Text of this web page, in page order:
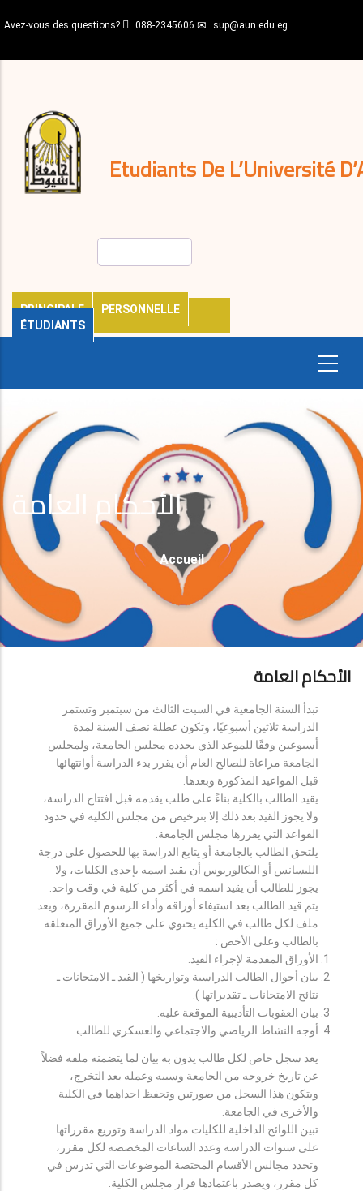
au
principal
Avez-vous des questions? 088-2345606 sup@aun.edu.eg
Etudiants De L’Université
PRINCIPALE
PERSONNELLE
ÉTUDIANTS
décisions
Expatriés
Journal
الأحكام العامة
Fil
D'Ariane
Accueil
الأحكام العامة
تبدأ السنة الجامعية في السبت الثالث من سبتمبر وتستمر
الدراسة ثلاثين أسبوعيًا، وتكون عطلة نصف السنة لمدة
أسبوعين وفقًا للموعد الذي يحدده مجلس الجامعة، ولمجلس
الجامعة مراعاة للصالح العام أن يقرر بدء الدراسة أوانتهائها
قبل المواعيد المذكورة وبعدها.
يقيد الطالب بالكلية بناءً على طلب يقدمه قبل افتتاح الدراسة،
ولا يجوز القيد بعد ذلك إلا بترخيص من مجلس الكلية في حدود
القواعد التي يقررها مجلس الجامعة.
يلتحق الطالب بالجامعة أو يتابع الدراسة بها للحصول على درجة
الليسانس أو البكالوريوس أن يقيد اسمه بإحدى الكليات، ولا
يجوز للطالب أن يقيد اسمه في أكثر من كلية في وقت واحد.
يتم قيد الطالب بعد استيفاء أوراقه وأداء الرسوم المقررة، ويعد
ملف لكل طالب في الكلية يحتوي على جميع الأوراق المتعلقة
بالطالب وعلى الأخص :
الأوراق المقدمة لإجراء القيد.
بيان أحوال الطالب الدراسية وتواريخها ( القيد ـ الامتحانات ـ
نتائح الامتحانات ـ تقديراتها ).
بيان العقوبات التأديبية الموقعة عليه.
أوجه النشاط الرياضي والاجتماعي والعسكري للطالب.
يعد سجل خاص لكل طالب يدون به بيان لما يتضمنه ملفه فضلاً
عن تاريخ خروجه من الجامعة وسببه وعمله بعد التخرج،
ويتكون هذا السجل من صورتين وتحفظ احداهما في الكلية
والأخرى في الجامعة.
تبين اللوائح الداخلية للكليات مواد الدراسة وتوزيع مقرراتها
على سنوات الدراسة وعدد الساعات المخصصة لكل مقرر،
وتحدد مجالس الأقسام المختصة الموضوعات التي تدرس في
كل مقرر، ويصدر باعتمادها قرار مجلس الكلية.